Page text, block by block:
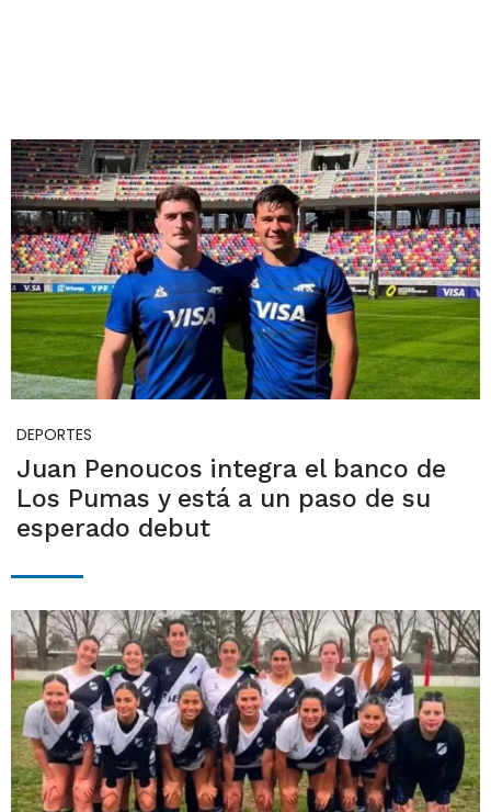
DEPORTES
Juan Penoucos integra el banco de
Los Pumas y está a un paso de su
esperado debut